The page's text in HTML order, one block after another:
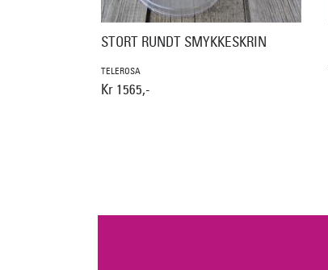
STORT RUNDT SMYKKESKRIN
TELEROSA
Kr 1565,-